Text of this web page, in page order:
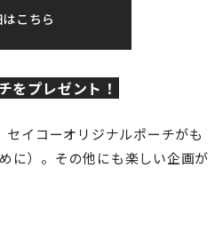
こちら
をプレゼント！
イコーオリジナルポーチがも
に）。その他にも楽しい企画が